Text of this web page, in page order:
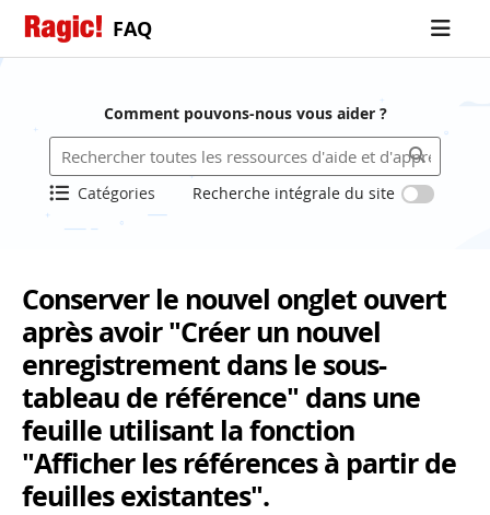
FAQ
Comment pouvons-nous vous aider ?
Catégories Recherche intégrale du site
Conserver le nouvel onglet ouvert
après avoir "Créer un nouvel
enregistrement dans le sous-
tableau de référence" dans une
feuille utilisant la fonction
"Afficher les références à partir de
feuilles existantes".